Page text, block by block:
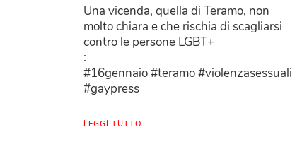
Una vicenda, quella di Teramo, non
molto chiara e che rischia di scagliarsi
contro le persone LGBT+
:
#16gennaio #teramo #violenzasessuali
#gaypress
LEGGI TUTTO